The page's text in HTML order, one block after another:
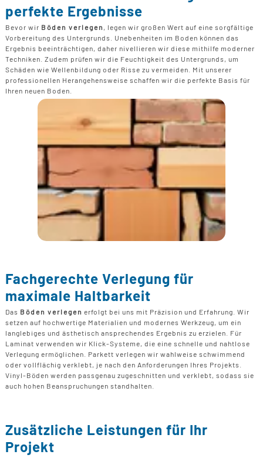
perfekte Ergebnisse
Bevor wir Böden verlegen
, legen wir großen Wert auf eine sorgfältige
Vorbereitung des Untergrunds. Unebenheiten im Boden können das
Ergebnis beeinträchtigen, daher nivellieren wir diese mithilfe moderner
Techniken. Zudem prüfen wir die Feuchtigkeit des Untergrunds, um
Schäden wie Wellenbildung oder Risse zu vermeiden. Mit unserer
professionellen Herangehensweise schaffen wir die perfekte Basis für
Ihren neuen Boden.
Fachgerechte Verlegung für
maximale Haltbarkeit
Das Böden verlegen erfolgt bei uns mit Präzision und Erfahrung. Wir
setzen auf hochwertige Materialien und modernes Werkzeug, um ein
langlebiges und ästhetisch ansprechendes Ergebnis zu erzielen. Für
Laminat verwenden wir Klick-Systeme, die eine schnelle und nahtlose
Verlegung ermöglichen. Parkett verlegen wir wahlweise schwimmend
oder vollflächig verklebt, je nach den Anforderungen Ihres Projekts.
Vinyl-Böden werden passgenau zugeschnitten und verklebt, sodass sie
auch hohen Beanspruchungen standhalten.
Zusätzliche Leistungen für Ihr
Projekt